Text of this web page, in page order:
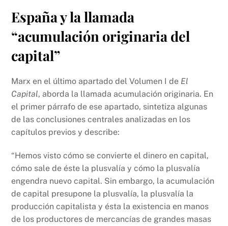
España y la llamada
“acumulación originaria del
capital”
Marx en el último apartado del Volumen I de El
Capital, aborda la llamada acumulación originaria. En
el primer párrafo de ese apartado, sintetiza algunas
de las conclusiones centrales analizadas en los
capítulos previos y describe:
“Hemos visto cómo se convierte el dinero en capital,
cómo sale de éste la plusvalía y cómo la plusvalía
engendra nuevo capital. Sin embargo, la acumulación
de capital presupone la plusvalía, la plusvalía la
producción capitalista y ésta la existencia en manos
de los productores de mercancías de grandes masas